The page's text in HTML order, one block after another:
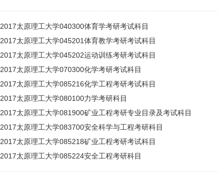
2017太原理工大学040300体育学考研考试科目
2017太原理工大学045201体育教学考研考试科目
2017太原理工大学045202运动训练考研考试科目
2017太原理工大学070300化学考研考试科目
2017太原理工大学085216化学工程考研考试科目
2017太原理工大学080100力学考研科目
2017太原理工大学081900矿业工程考研专业目录及考试科目
2017太原理工大学083700安全科学与工程考研科目
2017太原理工大学085218矿业工程考研考试科目
2017太原理工大学085224安全工程考研科目